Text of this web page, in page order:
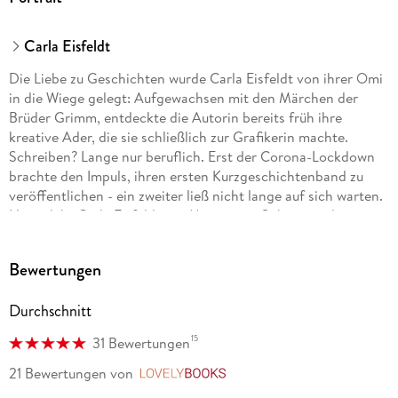
Carla Eisfeldt
Die Liebe zu Geschichten wurde Carla Eisfeldt von ihrer Omi
in die Wiege gelegt: Aufgewachsen mit den Märchen der
Brüder Grimm, entdeckte die Autorin bereits früh ihre
kreative Ader, die sie schließlich zur Grafikerin machte.
Schreiben? Lange nur beruflich. Erst der Corona-Lockdown
brachte den Impuls, ihren ersten Kurzgeschichtenband zu
veröffentlichen - ein zweiter ließ nicht lange auf sich warten.
Heute lebt Carla Eisfeldt mit Mann, zwei Söhnen und einer
Einer dieser Streifzüge lieferte die Idee für ihren ersten Krimi.
werden - manchmal sogar zwischen Grabsteinen.
Bewertungen
Durchschnitt
31 Bewertungen15
21 Bewertungen von